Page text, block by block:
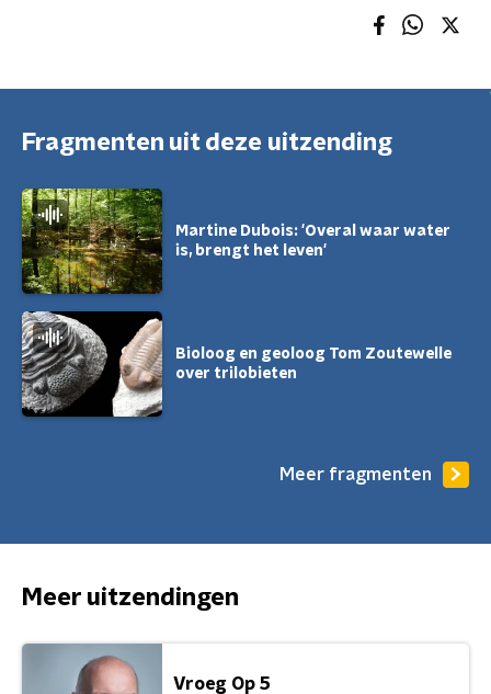
Fragmenten uit deze uitzending
Martine Dubois: 'Overal waar water
is, brengt het leven'
Bioloog en geoloog Tom Zoutewelle
over trilobieten
Meer fragmenten
Meer uitzendingen
Vroeg Op 5